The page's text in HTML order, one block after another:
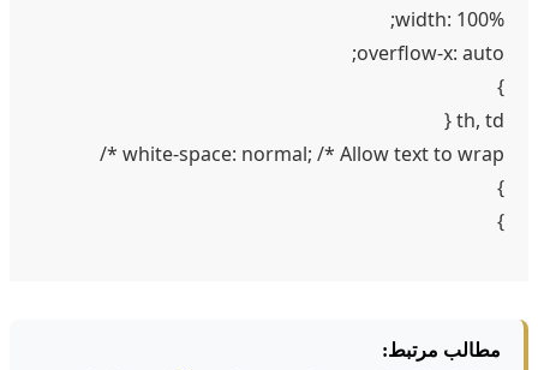
width: 100%;
overflow-x: auto;
}
th, td {
white-space: normal; /* Allow text to wrap */
}
}
مطالب مرتبط: